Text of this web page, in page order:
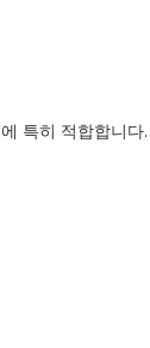
특히 적합합니다.